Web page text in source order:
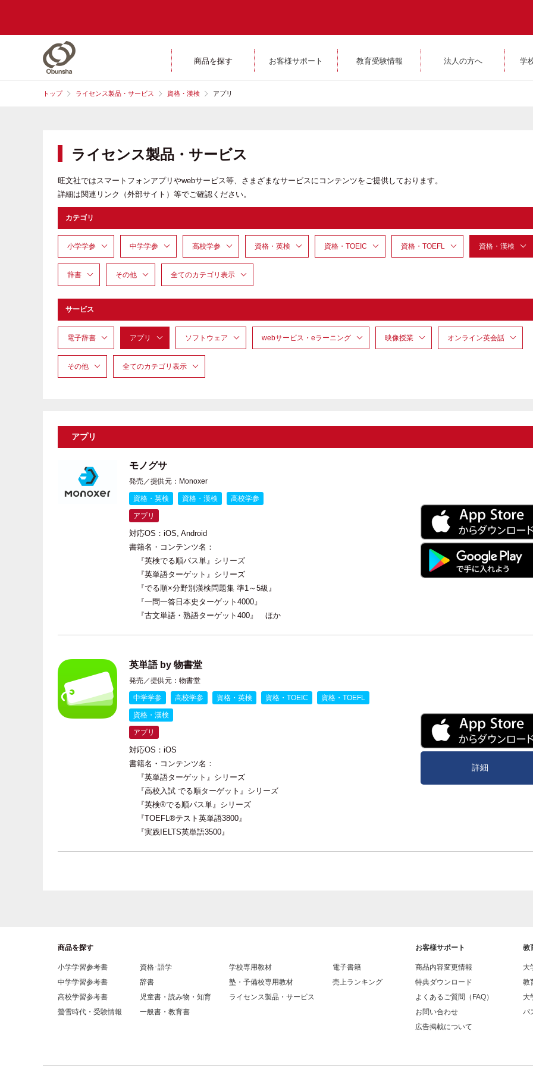
商品を探す お客様サポート 教育受験情報 法人の方へ 学
トップ ライセンス製品・サービス 資格・漢検 アプリ
ライセンス製品・サービス
旺文社ではスマートフォンアプリやwebサービス等、さまざまなサービスにコンテンツをご提供しております。
詳細は関連リンク（外部サイト）等でご確認ください。
カテゴリ
小学学参 中学学参 高校学参 資格・英検 資格・TOEIC 資格・TOEFL 資格・漢検
辞書 その他 全てのカテゴリ表示
サービス
電子辞書 アプリ ソフトウェア webサービス・eラーニング 映像授業 オンライン英会話
その他 全てのカテゴリ表示
アプリ
モノグサ
発売／提供元：Monoxer
資格・英検 資格・漢検 高校学参
アプリ
対応OS：iOS, Android
書籍名・コンテンツ名：
『英検でる順パス単』シリーズ
『英単語ターゲット』シリーズ
『でる順×分野別漢検問題集 準1～5級』
『一問一答日本史ターゲット4000』
『古文単語・熟語ターゲット400』 ほか
英単語 by 物書堂
発売／提供元：物書堂
中学学参 高校学参 資格・英検 資格・TOEIC 資格・TOEFL
資格・漢検
アプリ
対応OS：iOS
書籍名・コンテンツ名：
『英単語ターゲット』シリーズ
『高校入試 でる順ターゲット』シリーズ
『英検®でる順パス単』シリーズ
『TOEFL®テスト英単語3800』
『実践IELTS英単語3500』
詳細
商品を探す
小学学習参考書
中学学習参考書
高校学習参考書
螢雪時代・受験情報
資格･語学
辞書
児童書・読み物・知育
一般書・教育書
学校専用教材
塾・予備校専用教材
ライセンス製品・サービス
電子書籍
売上ランキング
お客様サポート
商品内容変更情報
特典ダウンロード
よくあるご質問（FAQ）
お問い合わせ
広告掲載について
教
大
教
大
パ